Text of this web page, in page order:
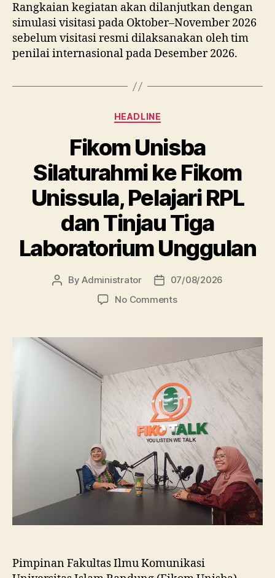
Rangkaian kegiatan akan dilanjutkan dengan
simulasi visitasi pada Oktober–November 2026
sebelum visitasi resmi dilaksanakan oleh tim
penilai internasional pada Desember 2026.
Categories
HEADLINE
Fikom Unisba
Silaturahmi ke Fikom
Unissula, Pelajari RPL
dan Tinjau Tiga
Laboratorium Unggulan
PostByAdministrator
Post
date
07/08/2026
No Commentson
Silaturahmi
Fikom
Unissula,
Pelajari
RPL
dan
Tinjau
Tiga
Laboratorium
Unggulan
Pimpinan Fakultas Ilmu Komunikasi